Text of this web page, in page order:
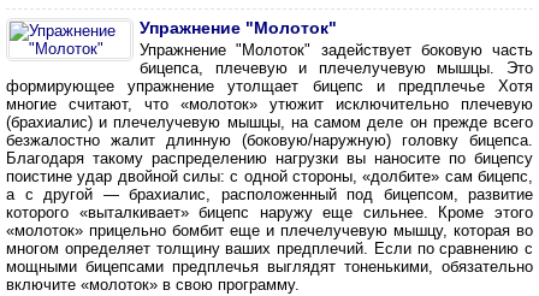
Упражнение "Молоток"
Упражнение "Молоток" задействует боковую часть
бицепса, плечевую и плечелучевую мышцы. Это
формирующее упражнение утолщает бицепс и предплечье Хотя
многие считают, что «молоток» утюжит исключительно плечевую
(брахиалис) и плечелучевую мышцы, на самом деле он прежде всего
безжалостно жалит длинную (боковую/наружную) головку бицепса.
Благодаря такому распределению нагрузки вы наносите по бицепсу
поистине удар двойной силы: с одной стороны, «долбите» сам бицепс,
а с другой — брахиалис, расположенный под бицепсом, развитие
которого «выталкивает» бицепс наружу еще сильнее. Кроме этого
«молоток» прицельно бомбит еще и плечелучевую мышцу, которая во
многом определяет толщину ваших предплечий. Если по сравнению с
мощными бицепсами предплечья выглядят тоненькими, обязательно
включите «молоток» в свою программу.